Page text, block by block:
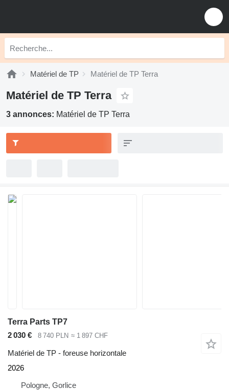
Matériel de TP Matériel de TP Terra
Matériel de TP Terra
3 annonces: Matériel de TP Terra
Terra Parts TP7
2 030 €
8 740 PLN ≈ 1 897 CHF
Matériel de TP - foreuse horizontale
2026
Pologne, Gorlice